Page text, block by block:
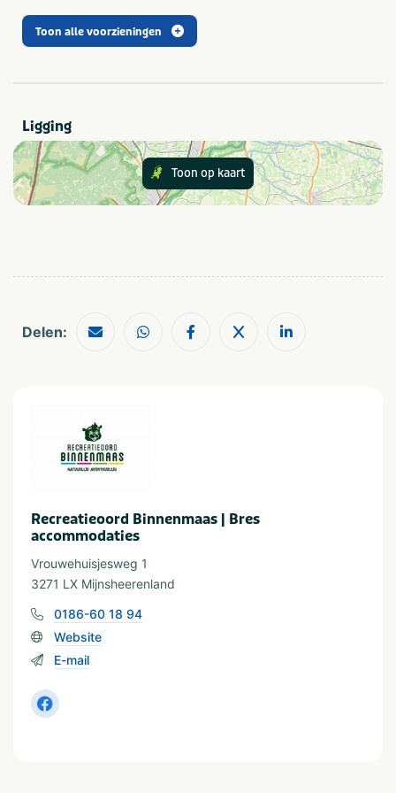
Type
Kinderfeestje
Thema
5-9
2-10 kinderen
Zuid-Holland
Toon alle voorzieningen
Ligging
Toon op kaart
Delen:
Recreatieoord Binnenmaas | Bres
accommodaties
Vrouwehuisjesweg 1
3271 LX Mijnsheerenland
0186-60 18 94
Website
E-mail